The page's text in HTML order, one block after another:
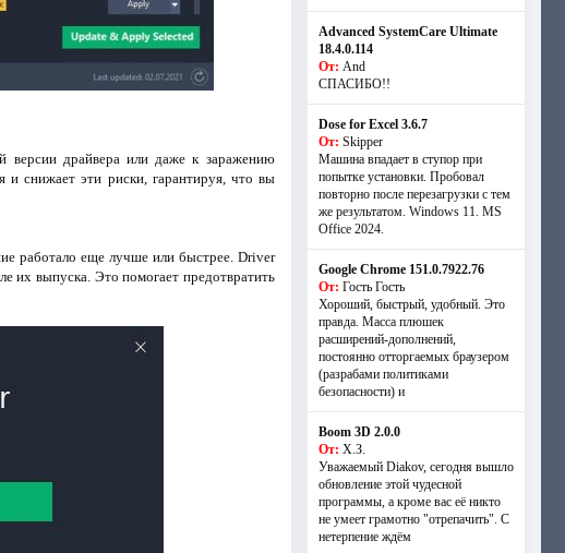
версии драйвера или даже к заражению
снижает эти риски, гарантируя, что вы
работало еще лучше или быстрее. Driver
их выпуска. Это помогает предотвратить
Advanced SystemCare Ultimate
18.4.0.114
От: And
СПАСИБО!!
Dose for Excel 3.6.7
От: Skipper
Машина впадает в ступор при
попытке установки. Пробовал
повторно после перезагрузки с тем
же результатом. Windows 11. MS
Offiсe 2024.
Google Chrome 151.0.7922.76
От: Гость Гость
Хороший, быстрый, удобный. Это
правда. Масса плюшек
расширений-дополнений,
постоянно отторгаемых браузером
(разрабами политиками
безопасности) и
Boom 3D 2.0.0
От: Х.З.
Уважаемый Diakov, сегодня вышло
обновление этой чудесной
программы, а кроме вас её никто
не умеет грамотно "отрепачить". С
нетерпение ждём